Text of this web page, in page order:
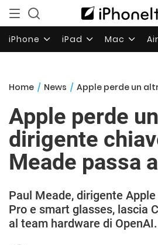
iPhone iPad Mac
Home / News / Apple perde un altro dirigente
Apple perde
dirigente
Meade passa
Paul Meade, dirigente
Pro e smart glasses, lascia
al team hardware di OpenAI.